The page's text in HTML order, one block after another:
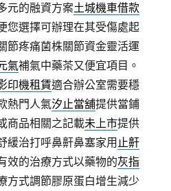
元的融資方案土城機車借款
您選擇可辦理在其受傷處起
節疼痛菌株關節資金靈活運
氣補氣中藥茶又便宜項目。
印機租賃適合辦公室需要穩
熱門人氣汐止當舖提供當鋪
商品相關之記載未上市提供
緩治打呼鼻鼾鼻塞家用 止鼾
效的治療方式以藥物的灰指
方式調節膠原蛋白增生減少